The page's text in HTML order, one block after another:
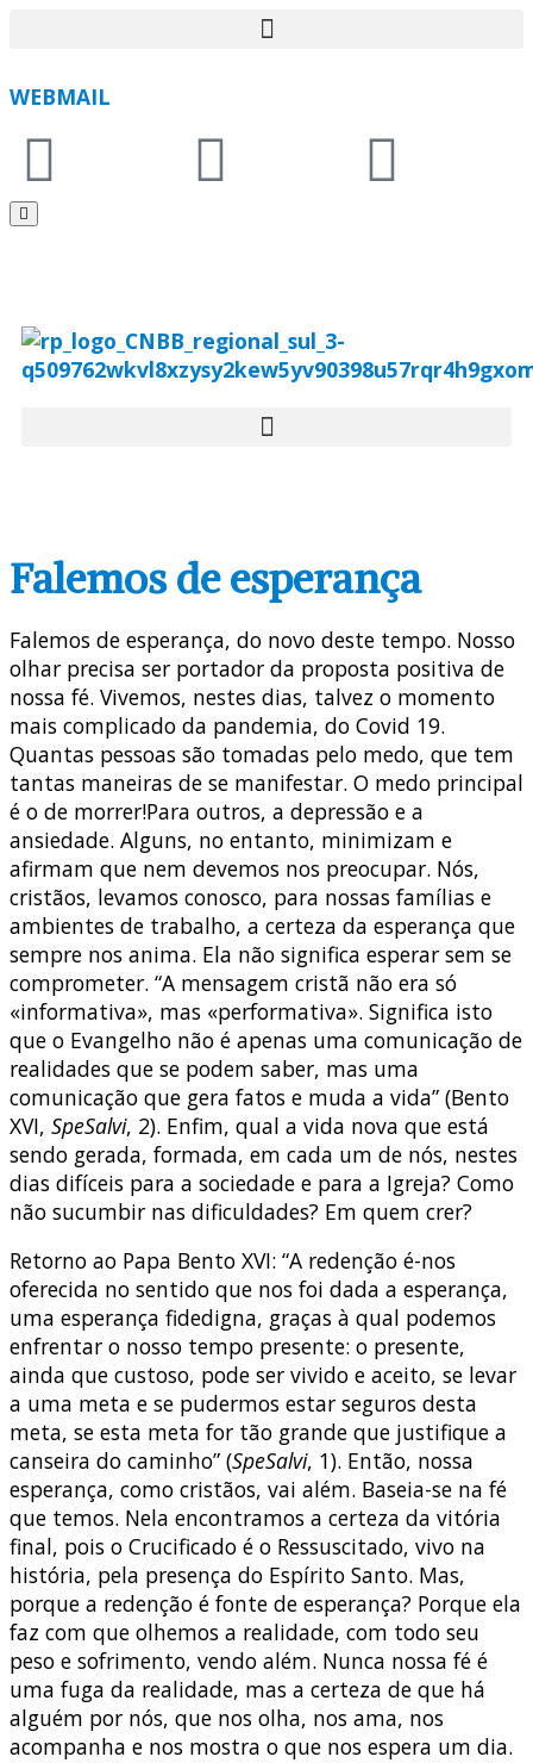
WEBMAIL
Falemos de esperança
Falemos de esperança, do novo deste tempo. Nosso
olhar precisa ser portador da proposta positiva de
nossa fé. Vivemos, nestes dias, talvez o momento
mais complicado da pandemia, do Covid 19.
Quantas pessoas são tomadas pelo medo, que tem
tantas maneiras de se manifestar. O medo principal
é o de morrer!Para outros, a depressão e a
ansiedade. Alguns, no entanto, minimizam e
afirmam que nem devemos nos preocupar. Nós,
cristãos, levamos conosco, para nossas famílias e
ambientes de trabalho, a certeza da esperança que
sempre nos anima. Ela não significa esperar sem se
comprometer. “A mensagem cristã não era só
«informativa», mas «performativa». Significa isto
que o Evangelho não é apenas uma comunicação de
realidades que se podem saber, mas uma
comunicação que gera fatos e muda a vida” (Bento
XVI, SpeSalvi, 2). Enfim, qual a vida nova que está
sendo gerada, formada, em cada um de nós, nestes
dias difíceis para a sociedade e para a Igreja? Como
não sucumbir nas dificuldades? Em quem crer?
Retorno ao Papa Bento XVI: “A redenção é-nos
oferecida no sentido que nos foi dada a esperança,
uma esperança fidedigna, graças à qual podemos
enfrentar o nosso tempo presente: o presente,
ainda que custoso, pode ser vivido e aceito, se levar
a uma meta e se pudermos estar seguros desta
meta, se esta meta for tão grande que justifique a
canseira do caminho” (SpeSalvi, 1). Então, nossa
esperança, como cristãos, vai além. Baseia-se na fé
que temos. Nela encontramos a certeza da vitória
final, pois o Crucificado é o Ressuscitado, vivo na
história, pela presença do Espírito Santo. Mas,
porque a redenção é fonte de esperança? Porque ela
faz com que olhemos a realidade, com todo seu
peso e sofrimento, vendo além. Nunca nossa fé é
uma fuga da realidade, mas a certeza de que há
alguém por nós, que nos olha, nos ama, nos
acompanha e nos mostra o que nos espera um dia.